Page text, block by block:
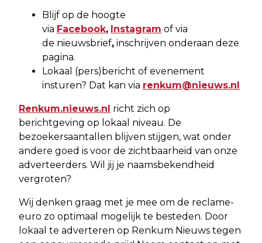
Blijf op de hoogte
via Facebook, Instagram of via
de nieuwsbrief, inschrijven onderaan deze
pagina.
Lokaal (pers)bericht of evenement
insturen? Dat kan via renkum@nieuws.nl
Renkum.nieuws.nl richt zich op
berichtgeving op lokaal niveau. De
bezoekersaantallen blijven stijgen, wat onder
andere goed is voor de zichtbaarheid van onze
adverteerders. Wil jij je naamsbekendheid
vergroten?
Wij denken graag met je mee om de reclame-
euro zo optimaal mogelijk te besteden. Door
lokaal te adverteren op Renkum Nieuws tegen